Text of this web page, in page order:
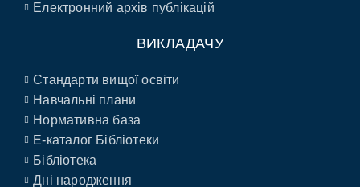
Електронний архів публікацій
ВИКЛАДАЧУ
Стандарти вищої освіти
Навчальні плани
Нормативна база
E-каталог Бібліотеки
Бібліотека
Дні народження